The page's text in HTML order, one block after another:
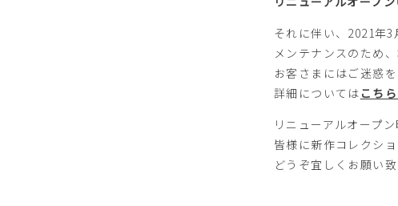
それに伴い、2021年3
メンテナンスのため
お客さまにはご迷惑
詳細については こち
リニューアルオープ
皆様に新作コレクシ
どうぞ宜しくお願い致